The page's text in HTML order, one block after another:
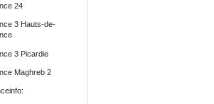
24
3 Hauts-de-
3 Picardie
Maghreb 2